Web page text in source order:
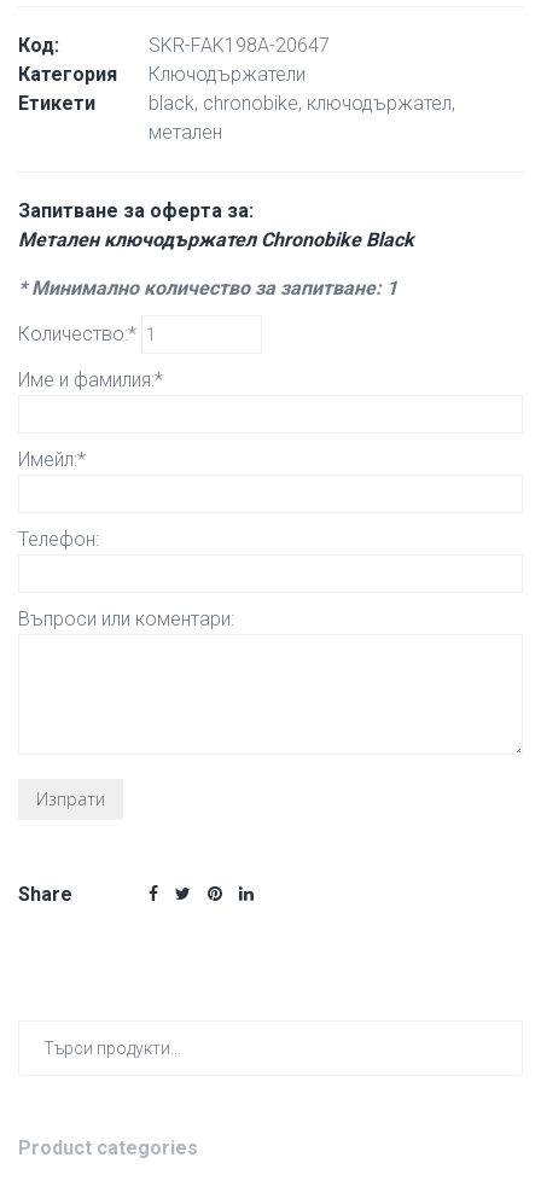
Код:
SKR-FAK198A-20647
Категория
Ключодържатели
Етикети
black, chronobike, ключодържател,
метален
Запитване за оферта за:
Метален ключодържател Chronobike Black
* Минимално количество за запитване: 1
Количество:*
Име и фамилия:*
Имейл:*
Телефон:
Въпроси или коментари:
Share
Product categories